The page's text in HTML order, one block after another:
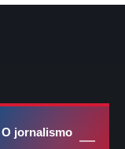
O jornalismo